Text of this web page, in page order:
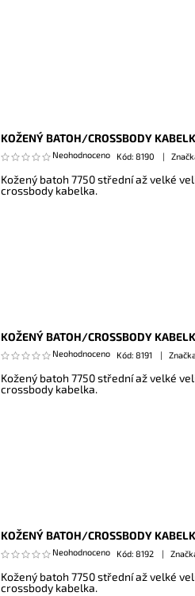
KOŽENÝ BATOH/CROSSBODY
Neohodnoceno Kód: 8190
Kožený batoh 7750 střední až velké
crossbody kabelka.
KOŽENÝ BATOH/CROSSBODY
Neohodnoceno Kód: 8191
Kožený batoh 7750 střední až velké
crossbody kabelka.
KOŽENÝ BATOH/CROSSBODY
Neohodnoceno Kód: 8192
Kožený batoh 7750 střední až velké
crossbody kabelka.